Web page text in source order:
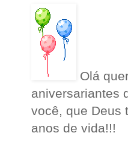
Olá
aniversariantes
você, que Deus
anos de vida!!!